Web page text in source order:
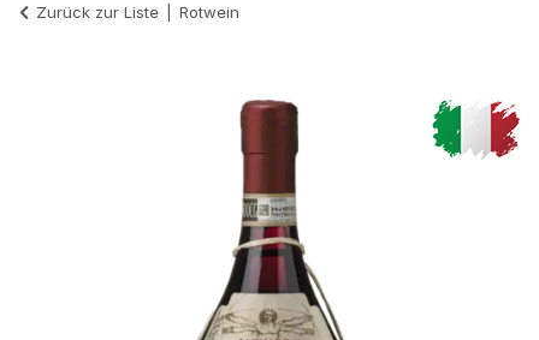
Zurück zur Liste Rotwein